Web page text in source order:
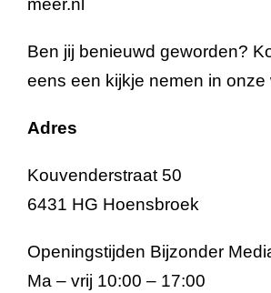
meer.nl
Ben jij benieuwd geworden?
eens een kijkje nemen in onze
Adres
Kouvenderstraat 50
6431 HG Hoensbroek
Openingstijden Bijzonder
Ma – vrij 10:00 – 17:00